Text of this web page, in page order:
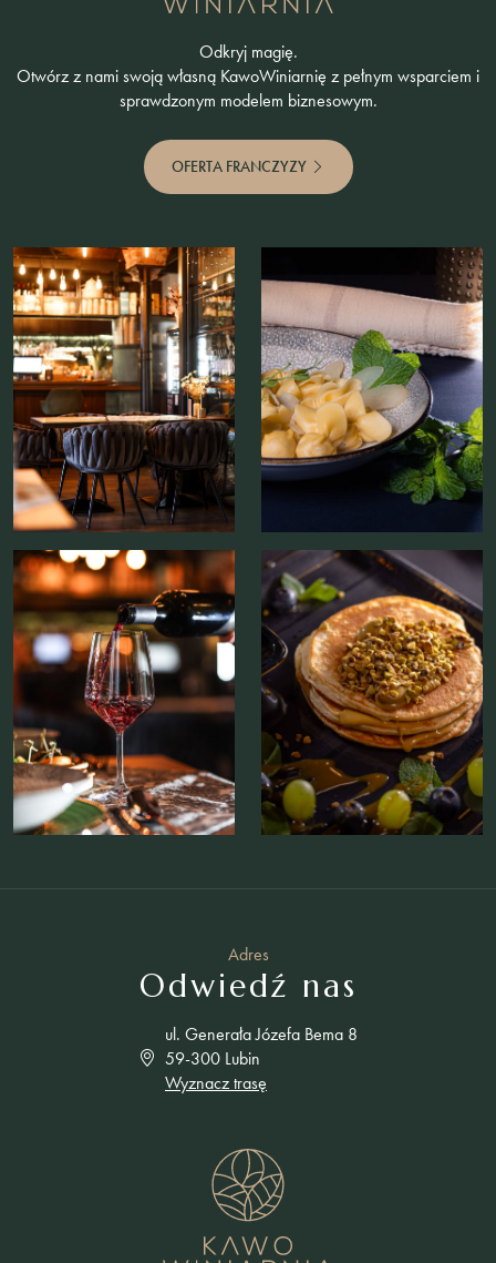
Odkryj magię.
Otwórz z nami swoją własną KawoWiniarnię z pełnym wsparciem i
sprawdzonym modelem biznesowym.
OFERTA FRANCZYZY
Adres
Odwiedź nas
ul. Generała Józefa Bema 8
59-300 Lubin
Wyznacz trasę